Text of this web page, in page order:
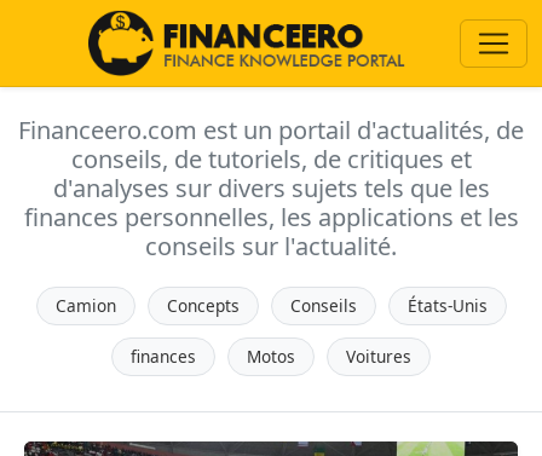
Financeero.com est un portail d'actualités, de
conseils, de tutoriels, de critiques et
d'analyses sur divers sujets tels que les
finances personnelles, les applications et les
conseils sur l'actualité.
Camion Concepts Conseils États-Unis
finances Motos Voitures